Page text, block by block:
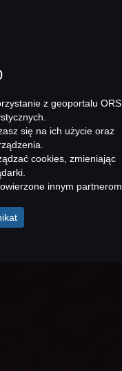
z geoportalu
się na ich użycie oraz
cookies, zmieniając
innym